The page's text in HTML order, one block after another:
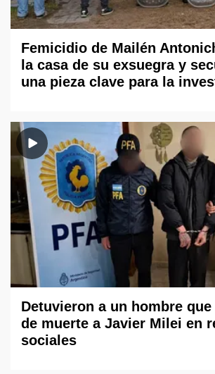
Femicidio de Mailén
la casa de su exsuegra y
una pieza clave para la
Detuvieron a un hombre que
de muerte a Javier Milei en
sociales